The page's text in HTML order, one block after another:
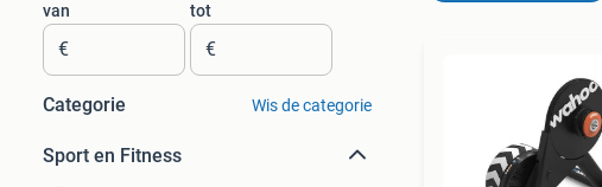
van
€
tot
€
Categorie Wis de categorie
Sport en Fitness